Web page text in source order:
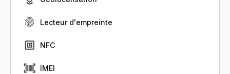
Lecteur d'empreinte
NFC
IMEI